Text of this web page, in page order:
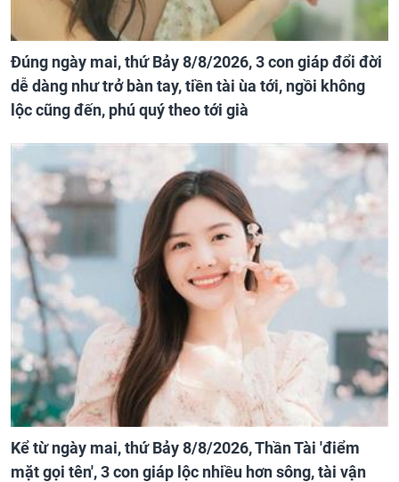
Đúng ngày mai, thứ Bảy 8/8/2026, 3 con giáp đổi đời
dễ dàng như trở bàn tay, tiền tài ùa tới, ngồi không
lộc cũng đến, phú quý theo tới già
Kể từ ngày mai, thứ Bảy 8/8/2026, Thần Tài 'điểm
mặt gọi tên', 3 con giáp lộc nhiều hơn sông, tài vận